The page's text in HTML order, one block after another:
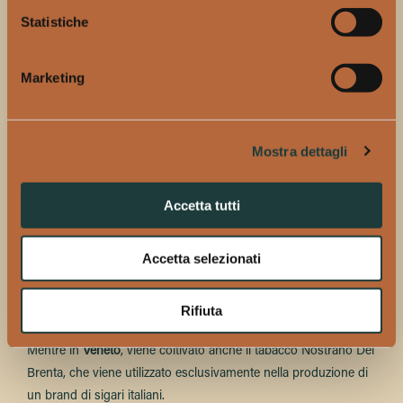
Statistiche
Marketing
Mostra dettagli
Accetta tutti
Accetta selezionati
Rifiuta
coltivato principalmente il tabacco Kentucky.
provincia di Benevento e viene coltivato anche in Toscana,
Mentre inVeneto, viene coltivato anche il tabacco Nostrano Del
Brenta, che viene utilizzato esclusivamente nella produzione di
un brand di sigari italiani.